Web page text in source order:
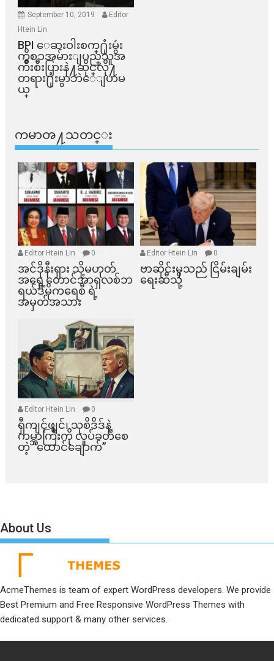
September 10, 2019
Editor
Htein Lin
BPI ​ေဆးဝါးစက္​႐ုံးမွဴး
ကိစၥအမ်ားျပည္​သူအ
က်ိဳးစီးပြားနဲ႔ဆိုင္​လို႔
တရား႐ုံးမွာဘဲေျပာမ
ယ္​
ကမာၻ႔သတင္း
Editor Htein Lin 0
အင်ဒိုနီးရှား သို့မဟုတ်
အရှေ့တောင်အာရှလစ်ဘ
ရယ်ဒီမိုကရေစီ ရဲ့
အမှတ်အသား
Editor Htein Lin 0
ဗာဆိုင်းမှသည် ငြိမ်းချမ်း
ရေးဆီသို့
Editor Htein Lin 0
ရှီကျင့်ဖျင်၊ သုစိဒိဒ်နဲ့
ကမ္ဘာကြီးကို လှုပ်ခတ်စေ
တဲ့ “ထောင်ချောက်”
About Us
AcmeThemes is team of expert WordPress developers. We provide
Best Premium and Free Responsive WordPress Themes with
dedicated support & many other services.